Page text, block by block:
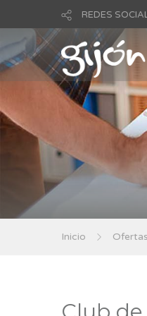
REDES
Inicio Ofertas